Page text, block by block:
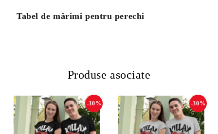
Tabel de mărimi pentru perechi
Produse asociate
-30% -30%